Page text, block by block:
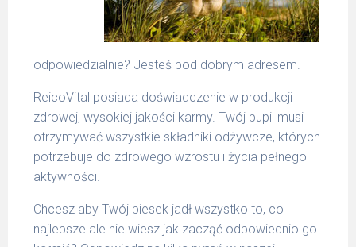
odpowiedzialnie? Jesteś pod dobrym adresem.
ReicoVital posiada doświadczenie w produkcji
zdrowej, wysokiej jakości karmy. Twój pupil musi
otrzymywać wszystkie składniki odżywcze, których
potrzebuje do zdrowego wzrostu i życia pełnego
aktywności.
Chcesz aby Twój piesek jadł wszystko to, co
najlepsze ale nie wiesz jak zacząć odpowiednio go